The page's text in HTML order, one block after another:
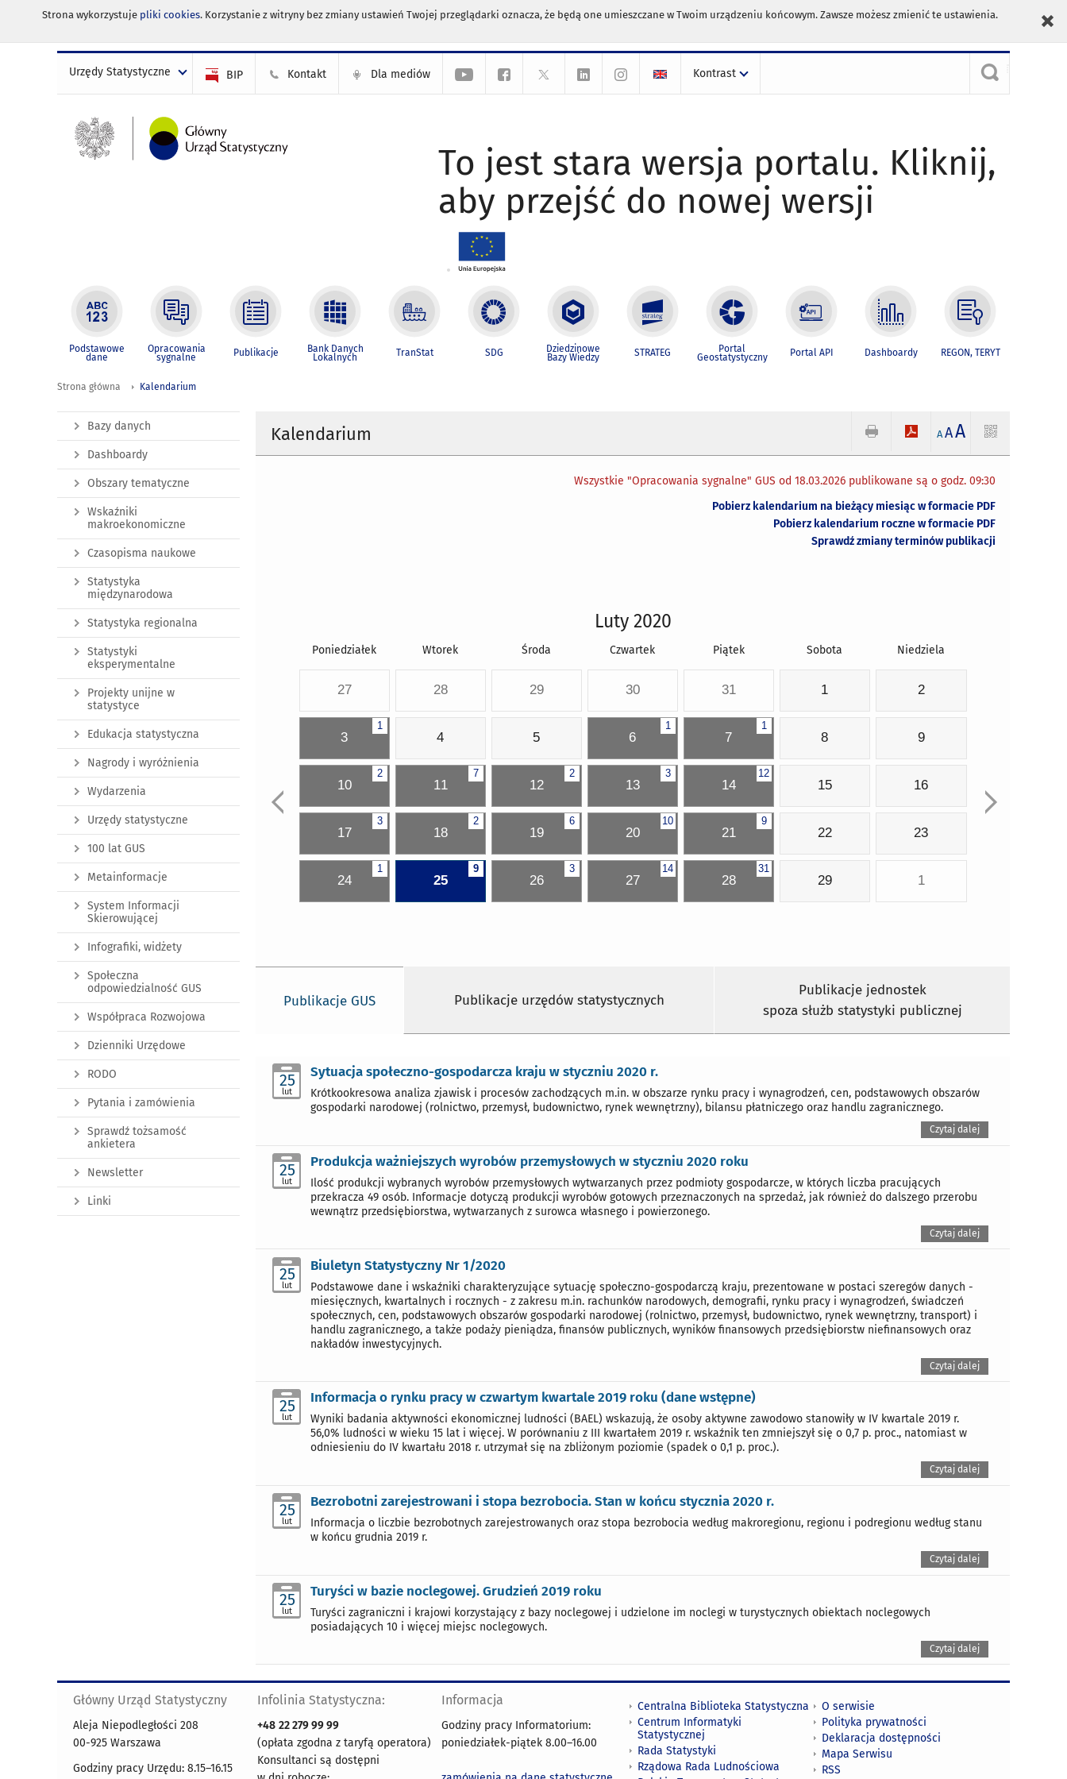
Strona wykorzystuje pliki cookies. Korzystanie z witryny bez zmiany ustawień Twojej przeglądarki oznacza, że będą one umieszczane w Twoim urządzeniu końcowym. Zawsze możesz zmienić te ustawienia.
Urzędy Statystyczne BIP Kontakt Dla mediów Kontrast
To jest stara wersja portalu. Kliknij,
aby przejść do nowej wersji
Podstawowe
dane
Opracowania
sygnalne Publikacje Bank Danych
Lokalnych TranStat SDG Dziedzinowe
Bazy Wiedzy STRATEG Portal
Geostatystyczny Portal API Dashboardy REGON, TERYT
Strona główna Kalendarium
Kalendarium A AA
Wszystkie "Opracowania sygnalne" GUS od 18.03.2026 publikowane są o godz. 09:30
Pobierz kalendarium na bieżący miesiąc w formacie PDF
Pobierz kalendarium roczne w formacie PDF
Sprawdź zmiany terminów publikacji
Luty 2020
Poniedziałek Wtorek Środa Czwartek Piątek Sobota Niedziela
27 28 29 30 31 1 2
1
3 4 5
1
6
1
7 8 9
2
10
7
11
2
12
3
13
12
14 15 16
3
17
2
18
6
19
10
20
9
21 22 23
1
24
9
25
3
26
14
27
31
28 29 1
Publikacje GUS Publikacje urzędów statystycznych
Publikacje jednostek
spoza służb statystyki publicznej
25
lut
Sytuacja społeczno-gospodarcza kraju w styczniu 2020 r.
Krótkookresowa analiza zjawisk i procesów zachodzących m.in. w obszarze rynku pracy i wynagrodzeń, cen, podstawowych obszarów
gospodarki narodowej (rolnictwo, przemysł, budownictwo, rynek wewnętrzny), bilansu płatniczego oraz handlu zagranicznego.
Czytaj dalej
25
lut
Produkcja ważniejszych wyrobów przemysłowych w styczniu 2020 roku
Ilość produkcji wybranych wyrobów przemysłowych wytwarzanych przez podmioty gospodarcze, w których liczba pracujących
przekracza 49 osób. Informacje dotyczą produkcji wyrobów gotowych przeznaczonych na sprzedaż, jak również do dalszego przerobu
wewnątrz przedsiębiorstwa, wytwarzanych z surowca własnego i powierzonego.
Czytaj dalej
25
lut
Biuletyn Statystyczny Nr 1/2020
Podstawowe dane i wskaźniki charakteryzujące sytuację społeczno-gospodarczą kraju, prezentowane w postaci szeregów danych -
miesięcznych, kwartalnych i rocznych - z zakresu m.in. rachunków narodowych, demografii, rynku pracy i wynagrodzeń, świadczeń
społecznych, cen, podstawowych obszarów gospodarki narodowej (rolnictwo, przemysł, budownictwo, rynek wewnętrzny, transport) i
handlu zagranicznego, a także podaży pieniądza, finansów publicznych, wyników finansowych przedsiębiorstw niefinansowych oraz
nakładów inwestycyjnych.
Czytaj dalej
25
lut
Informacja o rynku pracy w czwartym kwartale 2019 roku (dane wstępne)
Wyniki badania aktywności ekonomicznej ludności (BAEL) wskazują, że osoby aktywne zawodowo stanowiły w IV kwartale 2019 r.
56,0% ludności w wieku 15 lat i więcej. W porównaniu z III kwartałem 2019 r. wskaźnik ten zmniejszył się o 0,7 p. proc., natomiast w
odniesieniu do IV kwartału 2018 r. utrzymał się na zbliżonym poziomie (spadek o 0,1 p. proc.).
Czytaj dalej
25
lut
Bezrobotni zarejestrowani i stopa bezrobocia. Stan w końcu stycznia 2020 r.
Informacja o liczbie bezrobotnych zarejestrowanych oraz stopa bezrobocia według makroregionu, regionu i podregionu według stanu
w końcu grudnia 2019 r.
Czytaj dalej
25
lut
Turyści w bazie noclegowej. Grudzień 2019 roku
Turyści zagraniczni i krajowi korzystający z bazy noclegowej i udzielone im noclegi w turystycznych obiektach noclegowych
posiadających 10 i więcej miejsc noclegowych.
Czytaj dalej
Bazy danych
Dashboardy
Obszary tematyczne
Wskaźniki
makroekonomiczne
Czasopisma naukowe
Statystyka
międzynarodowa
Statystyka regionalna
Statystyki
eksperymentalne
Projekty unijne w
statystyce
Edukacja statystyczna
Nagrody i wyróżnienia
Wydarzenia
Urzędy statystyczne
100 lat GUS
Metainformacje
System Informacji
Skierowującej
Infografiki, widżety
Społeczna
odpowiedzialność GUS
Współpraca Rozwojowa
Dzienniki Urzędowe
RODO
Pytania i zamówienia
Sprawdź tożsamość
ankietera
Newsletter
Linki
Główny Urząd Statystyczny
Aleja Niepodległości 208
00-925 Warszawa
Godziny pracy Urzędu: 8.15–16.15
Infolinia Statystyczna:
+48 22 279 99 99
(opłata zgodna z taryfą operatora)
Konsultanci są dostępni
Informacja
Godziny pracy Informatorium:
poniedziałek-piątek 8.00–16.00
Centralna Biblioteka Statystyczna
Centrum Informatyki
Statystycznej
Rada Statystyki
Rządowa Rada Ludnościowa
O serwisie
Polityka prywatności
Deklaracja dostępności
Mapa Serwisu
RSS